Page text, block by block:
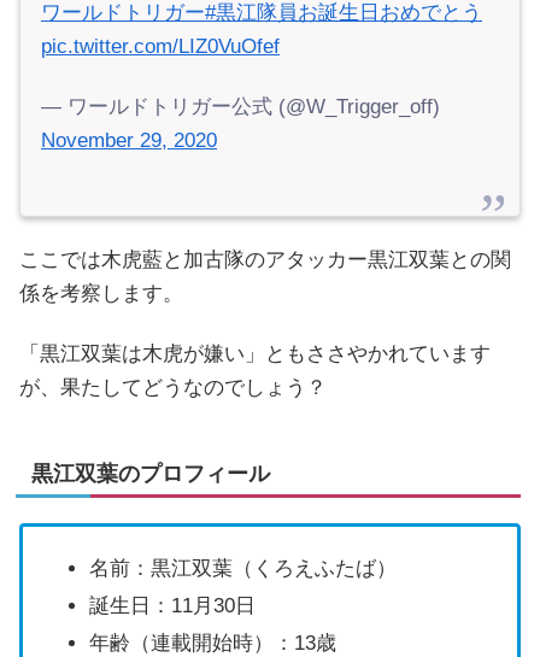
ワールドトリガー#黒江隊員お誕生日おめでとう
pic.twitter.com/LIZ0VuOfef
— ワールドトリガー公式 (@W_Trigger_off)
November 29, 2020
ここでは木虎藍と加古隊のアタッカー黒江双葉との関
係を考察します。
「黒江双葉は木虎が嫌い」ともささやかれています
が、果たしてどうなのでしょう？
黒江双葉のプロフィール
名前：黒江双葉（くろえふたば）
誕生日：11月30日
年齢（連載開始時）：13歳